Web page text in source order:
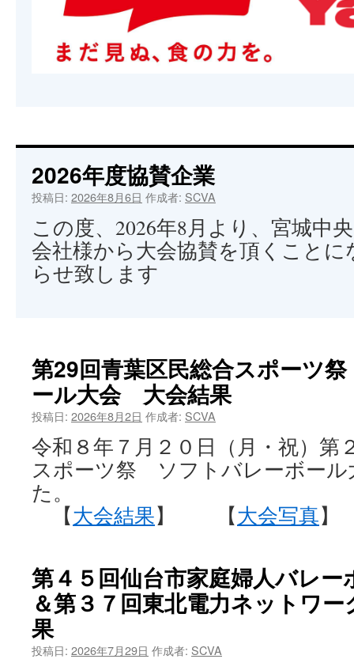
2026年度協賛企業
投稿日: 2026年8月6日 作成者: SCVA
この度、2026年8月より、宮城中
会社様から大会協賛を頂くこと
らせ致します
第29回青葉区民総合スポーツ
ール大会 大会結果
投稿日: 2026年8月2日 作成者: SCVA
令和８年７月２０日（月・祝）第
スポーツ祭 ソフトバレーボール
た。
【大会結果】 【大会写真】
第４５回仙台市家庭婦人バレー
＆第３７回東北電力ネットワ
果
投稿日: 2026年7月29日 作成者: SCVA